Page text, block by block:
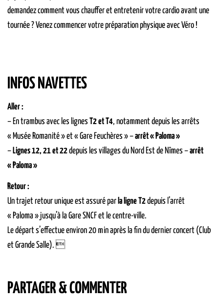
demandez comment vous chauffer et entretenir votre cardio avant une
tournée ? Venez commencer votre préparation physique avec Véro !
INFOS NAVETTES
Aller :
– En trambus avec les lignes T2 et T4, notamment depuis les arrêts
« Musée Romanité » et « Gare Feuchères » –arrêt « Paloma »
– Lignes 12, 21 et 22depuis les villages du Nord Est de Nîmes –arrêt
« Paloma »
Retour :
Un trajet retour unique est assuré par la ligne T2depuis l’arrêt
« Paloma » jusqu’à la Gare SNCF et le centre-ville.
Le départ s’effectue environ 20 min après la fin du dernier concert (Club
et Grande Salle). 
PARTAGER & COMMENTER